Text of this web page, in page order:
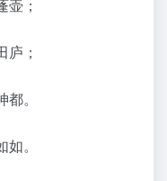
壶；
庐；
。
。